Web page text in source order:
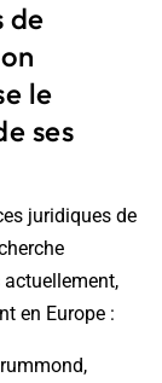
de
le
ses
juridiques de
en Europe :